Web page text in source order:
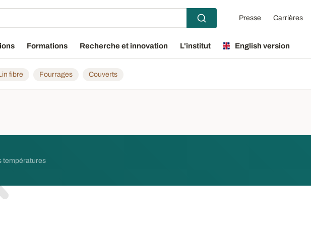
Presse Carrières
Formations Recherche et innovation L'institut English version
fibre Fourrages Couverts
températures